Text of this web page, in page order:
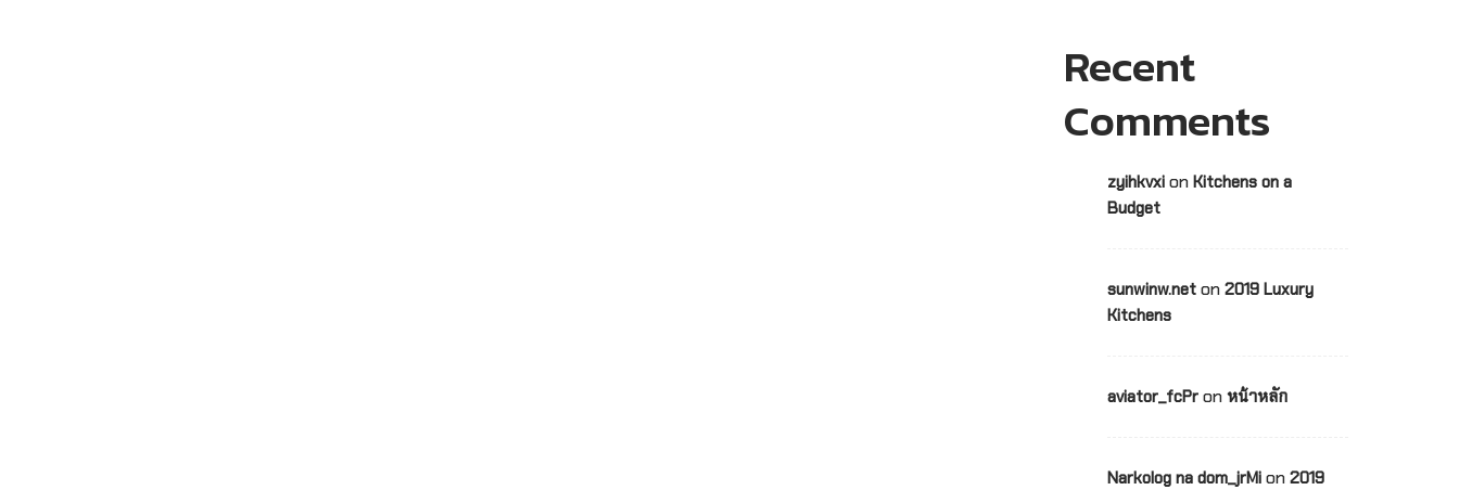
Recent
Comments
zyihkvxion Kitchens on a
Budget
sunwinw.neton 2019 Luxury
Kitchens
aviator_fcPron หน้าหลัก
Narkolog na dom_jrMion 2019